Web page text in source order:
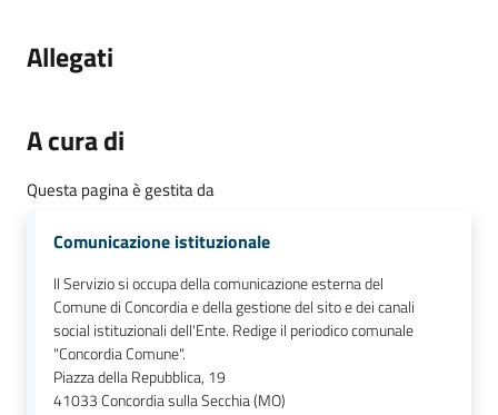
Allegati
A cura di
Questa pagina è gestita da
Comunicazione istituzionale
Il Servizio si occupa della comunicazione esterna del
Comune di Concordia e della gestione del sito e dei canali
social istituzionali dell'Ente. Redige il periodico comunale
"Concordia Comune".
Piazza della Repubblica, 19
41033Concordia sulla Secchia (MO)